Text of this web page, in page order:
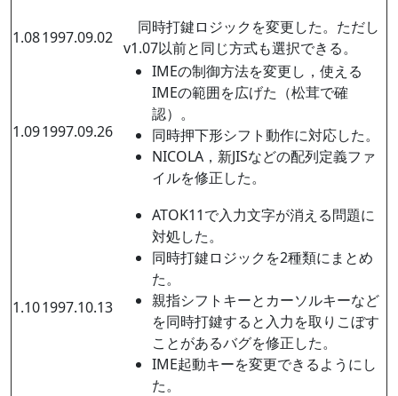
1.081997.09.02
同時打鍵ロジックを変更した。ただし
v1.07以前と同じ方式も選択できる。
1.091997.09.26
IMEの制御方法を変更し，使える
IMEの範囲を広げた（松茸で確
認）。
同時押下形シフト動作に対応した。
NICOLA，新JISなどの配列定義ファ
イルを修正した。
1.101997.10.13
ATOK11で入力文字が消える問題に
対処した。
同時打鍵ロジックを2種類にまとめ
た。
親指シフトキーとカーソルキーなど
を同時打鍵すると入力を取りこぼす
ことがあるバグを修正した。
IME起動キーを変更できるようにし
た。